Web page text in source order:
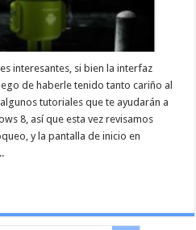
interesantes, si bien la interfaz
de haberle tenido tanto cariño al
tutoriales que te ayudarán a
8, así que esta vez revisamos
y la pantalla de inicio en